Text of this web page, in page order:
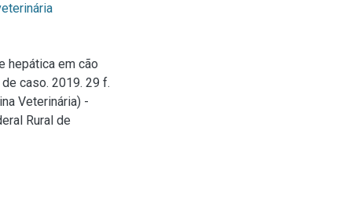
hepática em cão
caso. 2019. 29 f.
Veterinária) -
Rural de